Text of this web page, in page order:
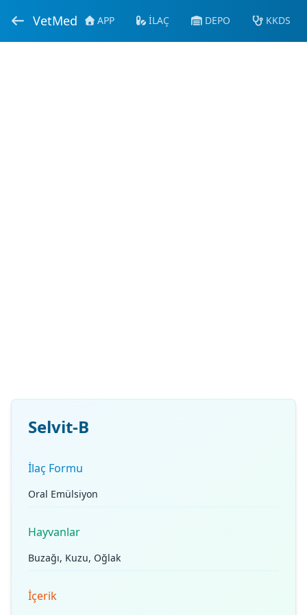
VetMed APP İLAÇ DEPO KKDS
Selvit-B
İlaç Formu
Oral Emülsiyon
Hayvanlar
Buzağı, Kuzu, Oğlak
İçerik